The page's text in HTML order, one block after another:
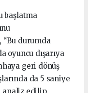
başlatma
durumda
oyuncu dışarıya
geri dönüş
da 5 saniye
analiz edilip